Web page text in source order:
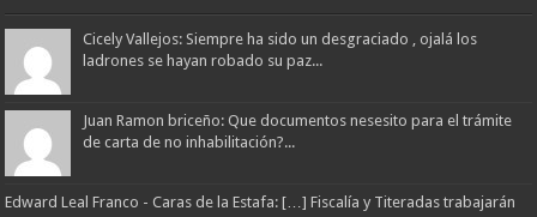
Cicely Vallejos: Siempre ha sido un desgraciado , ojalá los
ladrones se hayan robado su paz...
Juan Ramon briceño: Que documentos nesesito para el trámite
de carta de no inhabilitación?...
Edward Leal Franco - Caras de la Estafa: […] Fiscalía y Titeradas trabajarán